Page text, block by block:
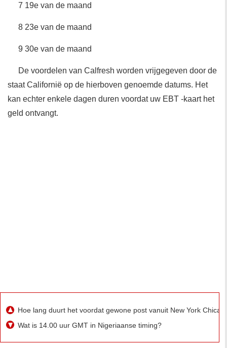
7 19e van de maand
8 23e van de maand
9 30e van de maand
De voordelen van Calfresh worden vrijgegeven door de
staat Californië op de hierboven genoemde datums. Het
kan echter enkele dagen duren voordat uw EBT -kaart het
geld ontvangt.
Hoe lang duurt het voordat gewone post vanuit New York
Wat is 14.00 uur GMT in Nigeriaanse timing?